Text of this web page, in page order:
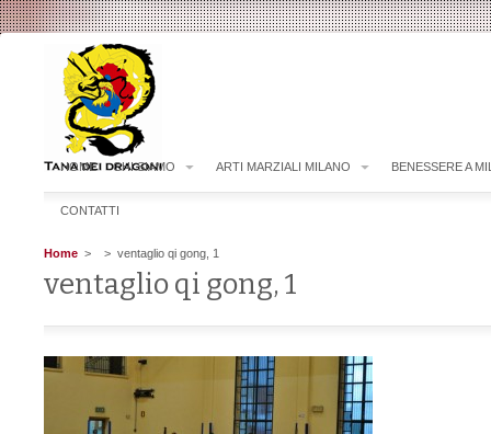
HOME CHI SIAMO ARTI MARZIALI MILANO BENESSERE A
CONTATTI
Home > > ventaglio qi gong, 1
ventaglio qi gong, 1